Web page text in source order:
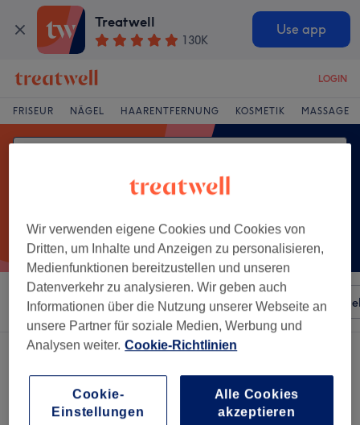
Treatwell
130K
Use app
LOGIN
FRISEUR NÄGEL HAARENTFERNUNG KOSMETIK MASSAGE
Sortieren nach Besonderheiten Salons
Ein Salon, der anbietet:
Wir verwenden eigene Cookies und Cookies von
Dritten, um Inhalte und Anzeigen zu personalisieren,
Medienfunktionen bereitzustellen und unseren
Datenverkehr zu analysieren. Wir geben auch
Informationen über die Nutzung unserer Webseite an
unsere Partner für soziale Medien, Werbung und
Analysen weiter. Cookie-Richtlinien
Cookie-
Einstellungen
Alle Cookies
akzeptieren